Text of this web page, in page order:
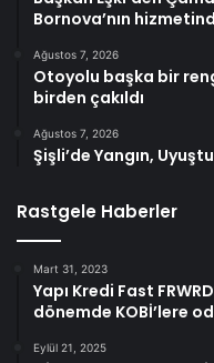
Bornova’nın
Ağustos 7, 2026
Otoyolu başka bir
birden çakıldı
Ağustos 7, 2026
Şişli’de Yangın,
Rastgele Haberler
Mart 31, 2023
Yapı Kredi Fast
dönemde KOBİ’lere
Eylül 21, 2025